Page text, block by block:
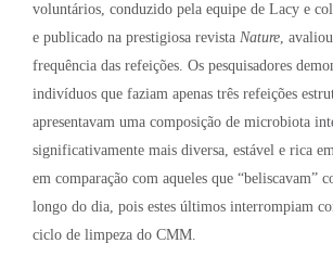
voluntários, conduzido pela equipe de Lacy e
e publicado na prestigiosa revista Nature,
frequência das refeições. Os pesquisadores
indivíduos que faziam apenas três refeições
apresentavam uma composição de microbiota
significativamente mais diversa, estável e rica
em comparação com aqueles que “beliscavam”
longo do dia, pois estes últimos interrompiam
ciclo de limpeza do CMM.